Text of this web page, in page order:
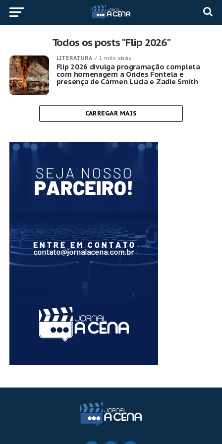
Todos os posts "Flip 2026"
LITERATURA 1 mês atrás
Flip 2026 divulga programação completa
com homenagem a Orides Fontela e
presença de Cármen Lúcia e Zadie Smith
CARREGAR MAIS